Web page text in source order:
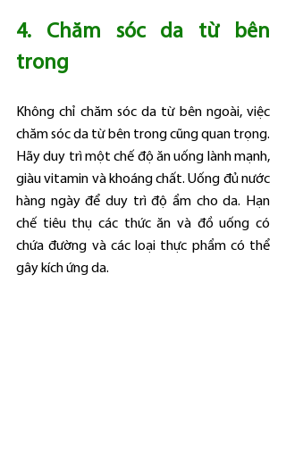
4. Chăm sóc da từ bên
trong
Không chỉ chăm sóc da từ bên ngoài, việc
chăm sóc da từ bên trong cũng quan trọng.
Hãy duy trì một chế độ ăn uống lành mạnh,
giàu vitamin và khoáng chất. Uống đủ nước
hàng ngày để duy trì độ ẩm cho da. Hạn
chế tiêu thụ các thức ăn và đồ uống có
chứa đường và các loại thực phẩm có thể
gây kích ứng da.